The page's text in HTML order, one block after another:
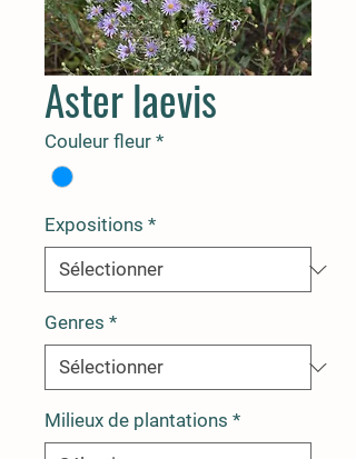
Aster laevis
Couleur fleur *
Expositions *
Genres *
Milieux de plantations *